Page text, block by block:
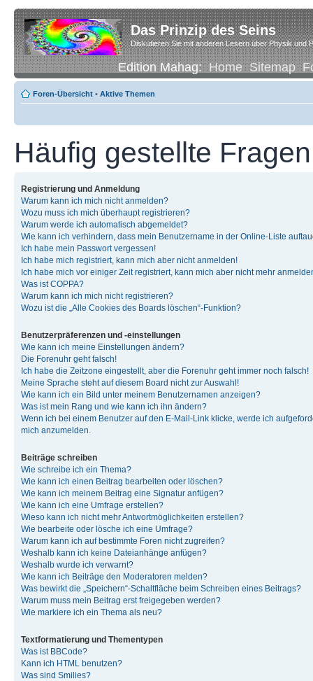
Das Prinzip des Seins
Diskutieren Sie mit anderen Lesern über Physik und
Edition Mahag:Home Sitemap
Foren-Übersicht • Aktive Themen
Häufig gestellte Fragen
Registrierung und Anmeldung
Warum kann ich mich nicht anmelden?
Wozu muss ich mich überhaupt registrieren?
Warum werde ich automatisch abgemeldet?
Wie kann ich verhindern, dass mein Benutzername in der Online-Liste
Ich habe mein Passwort vergessen!
Ich habe mich registriert, kann mich aber nicht anmelden!
Ich habe mich vor einiger Zeit registriert, kann mich aber nicht mehr
Was ist COPPA?
Warum kann ich mich nicht registrieren?
Wozu ist die „Alle Cookies des Boards löschen“-Funktion?
Benutzerpräferenzen und -einstellungen
Wie kann ich meine Einstellungen ändern?
Die Forenuhr geht falsch!
Ich habe die Zeitzone eingestellt, aber die Forenuhr geht immer noch falsch!
Meine Sprache steht auf diesem Board nicht zur Auswahl!
Wie kann ich ein Bild unter meinem Benutzernamen anzeigen?
Was ist mein Rang und wie kann ich ihn ändern?
Wenn ich bei einem Benutzer auf den E-Mail-Link klicke, werde ich
mich anzumelden.
Beiträge schreiben
Wie schreibe ich ein Thema?
Wie kann ich einen Beitrag bearbeiten oder löschen?
Wie kann ich meinem Beitrag eine Signatur anfügen?
Wie kann ich eine Umfrage erstellen?
Wieso kann ich nicht mehr Antwortmöglichkeiten erstellen?
Wie bearbeite oder lösche ich eine Umfrage?
Warum kann ich auf bestimmte Foren nicht zugreifen?
Weshalb kann ich keine Dateianhänge anfügen?
Weshalb wurde ich verwarnt?
Wie kann ich Beiträge den Moderatoren melden?
Was bewirkt die „Speichern“-Schaltfläche beim Schreiben eines Beitrags?
Warum muss mein Beitrag erst freigegeben werden?
Wie markiere ich ein Thema als neu?
Textformatierung und Thementypen
Was ist BBCode?
Kann ich HTML benutzen?
Was sind Smilies?